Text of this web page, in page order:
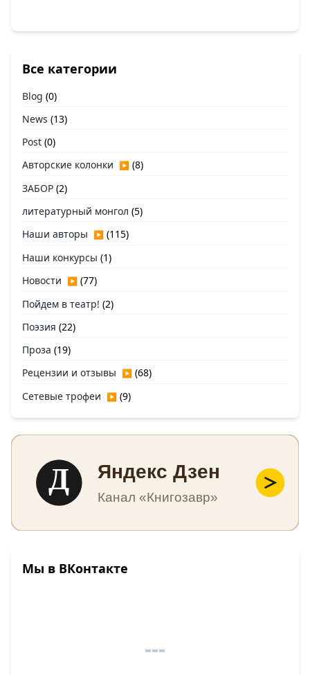
Все категории
Blog (0)
News (13)
Post (0)
Авторские колонки ▶ (8)
ЗАБОР (2)
литературный монгол (5)
Наши авторы ▶ (115)
Наши конкурсы (1)
Новости ▶ (77)
Пойдем в театр! (2)
Поэзия (22)
Проза (19)
Рецензии и отзывы ▶ (68)
Сетевые трофеи ▶ (9)
Д Яндекс Дзен
Канал «Книгозавр»
Мы в ВКонтакте